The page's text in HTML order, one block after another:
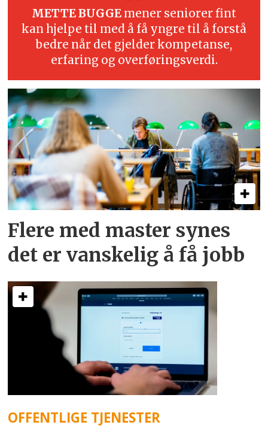
METTE BUGGE mener seniorer fint
kan hjelpe til med å få yngre til å forstå
bedre når det gjelder kompetanse,
erfaring og overføringsverdi.
Flere med master synes
det er vanskelig å få jobb
OFFENTLIGE TJENESTER